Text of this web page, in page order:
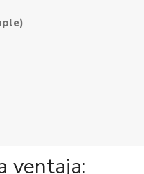
ventaja: